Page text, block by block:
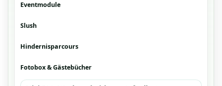
Eventmodule
Slush
Hindernisparcours
Fotobox & Gästebücher